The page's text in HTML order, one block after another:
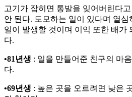
고기가 잡히면 통발을 잊어버린다
안 된다. 도모하는 일이 있다며 열
일이 발생할 것이며 이익 또한 배가
다.
•81년생 : 일을 만들어준 친구의 마
다.
•69년생 : 높은 곳을 오르려면 낮은